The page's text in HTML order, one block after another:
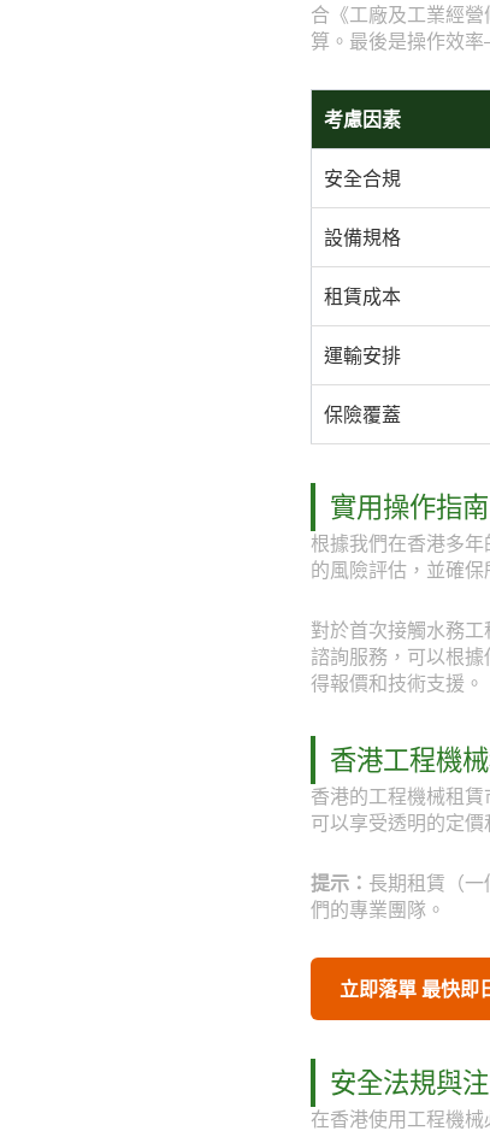
合《工廠及工業經
算。最後是操作效
考慮因素
安全合規
設備規格
租賃成本
運輸安排
保險覆蓋
實用操作指南
根據我們在香港多
的風險評估，並確保
對於首次接觸水務
諮詢服務，可以根
得報價和技術支援。
香港工程機
香港的工程機械租
可以享受透明的定價
提示： 長期租賃（
們的專業團隊。
立即落單 最快即
安全法規與
在香港使用工程機